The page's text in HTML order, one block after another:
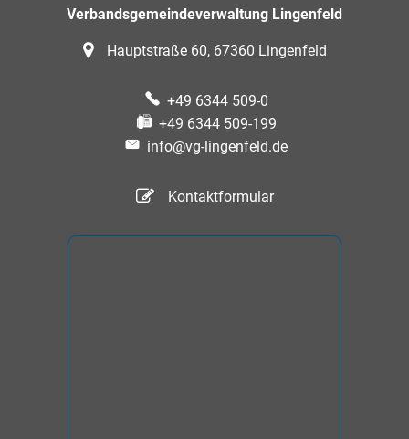
Verbandsgemeindeverwaltung Lingenfeld
Hauptstraße 60, 67360 Lingenfeld
+49 6344 509-0
+49 6344 509-199
info@vg-lingenfeld.de
Kontaktformular